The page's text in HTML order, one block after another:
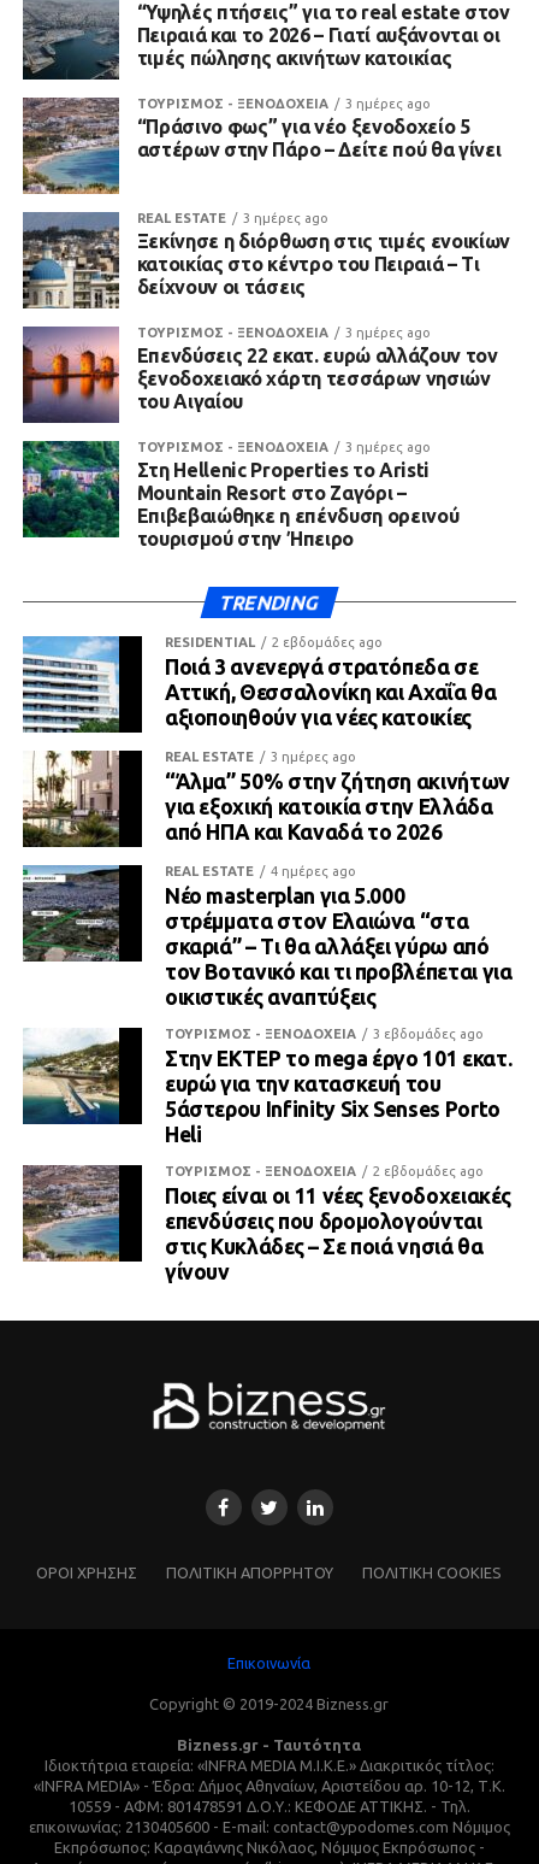
“Υψηλές πτήσεις” για το real estate στον
Πειραιά και το 2026 – Γιατί αυξάνονται οι
τιμές πώλησης ακινήτων κατοικίας
ΤΟΥΡΙΣΜΟΣ - ΞΕΝΟΔΟΧΕΙΑ 3 ημέρες ago
“Πράσινο φως” για νέο ξενοδοχείο 5
αστέρων στην Πάρο – Δείτε πού θα γίνει
REAL ESTATE 3 ημέρες ago
Ξεκίνησε η διόρθωση στις τιμές ενοικίων
κατοικίας στο κέντρο του Πειραιά – Τι
δείχνουν οι τάσεις
ΤΟΥΡΙΣΜΟΣ - ΞΕΝΟΔΟΧΕΙΑ 3 ημέρες ago
Επενδύσεις 22 εκατ. ευρώ αλλάζουν τον
ξενοδοχειακό χάρτη τεσσάρων νησιών
του Αιγαίου
ΤΟΥΡΙΣΜΟΣ - ΞΕΝΟΔΟΧΕΙΑ 3 ημέρες ago
Στη Hellenic Properties το Aristi
Mountain Resort στο Ζαγόρι –
Επιβεβαιώθηκε η επένδυση ορεινού
τουρισμού στην Ήπειρο
TRENDING
RESIDENTIAL 2 εβδομάδες ago
Ποιά 3 ανενεργά στρατόπεδα σε
Αττική, Θεσσαλονίκη και Αχαΐα θα
αξιοποιηθούν για νέες κατοικίες
REAL ESTATE 3 ημέρες ago
“Άλμα” 50% στην ζήτηση ακινήτων
για εξοχική κατοικία στην Ελλάδα
από ΗΠΑ και Καναδά το 2026
REAL ESTATE 4 ημέρες ago
Νέο masterplan για 5.000
στρέμματα στον Ελαιώνα “στα
σκαριά” – Τι θα αλλάξει γύρω από
τον Βοτανικό και τι προβλέπεται για
οικιστικές αναπτύξεις
ΤΟΥΡΙΣΜΟΣ - ΞΕΝΟΔΟΧΕΙΑ 3 εβδομάδες ago
Στην ΕΚΤΕΡ το mega έργο 101 εκατ.
ευρώ για την κατασκευή του
5άστερου Infinity Six Senses Porto
Heli
ΤΟΥΡΙΣΜΟΣ - ΞΕΝΟΔΟΧΕΙΑ 2 εβδομάδες ago
Ποιες είναι οι 11 νέες ξενοδοχειακές
επενδύσεις που δρομολογούνται
στις Κυκλάδες – Σε ποιά νησιά θα
γίνουν
ΌΡΟΙ ΧΡΗΣΗΣ ΠΟΛΙΤΙΚΗ ΑΠΟΡΡΗΤΟΥ ΠΟΛΙΤΙΚΗ COOKIES
Επικοινωνία
Copyright © 2019-2024 Bizness.gr
Bizness.gr - Ταυτότητα
Ιδιοκτήτρια εταιρεία: «INFRA MEDIA M.I.K.E.» Διακριτικός τίτλος:
«INFRA MEDIA» - Έδρα: Δήμος Αθηναίων, Αριστείδου αρ. 10-12, Τ.Κ.
10559 - ΑΦΜ: 801478591 Δ.Ο.Υ.: ΚΕΦΟΔΕ ΑΤΤΙΚΗΣ. - Τηλ.
επικοινωνίας: 2130405600 - E-mail: contact@ypodomes.com Νόμιμος
Εκπρόσωπος: Καραγιάννης Νικόλαος, Νόμιμος Εκπρόσωπος -